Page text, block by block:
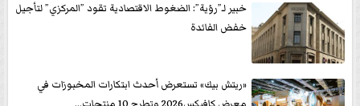
خبير لـ”رؤية”: الضغوط الاقتصادية تقود ”المركزي” لتأجيل
خفض الفائدة
«ريتش بيك» تستعرض أحدث ابتكارات المخبوزات في